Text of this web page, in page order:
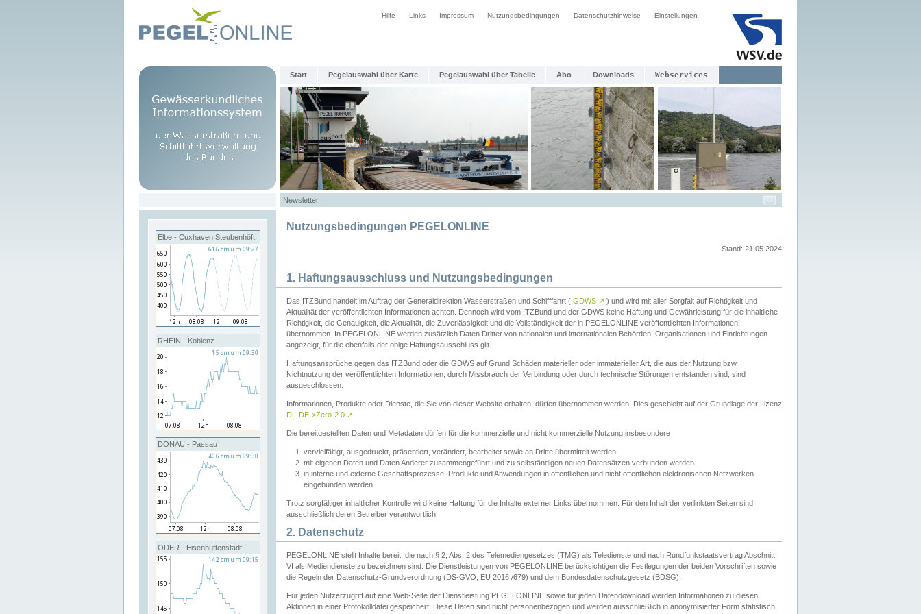
Hilfe Links Impressum Nutzungsbedingungen Datenschutzhinweise Einstellungen
Start Pegelauswahl über Karte Pegelauswahl über Tabelle Abo Downloads Webservices
Newsletter
Elbe - Cuxhaven Steubenhöft
RHEIN - Koblenz
DONAU - Passau
ODER - Eisenhüttenstadt
Nutzungsbedingungen PEGELONLINE
Stand: 21.05.2024
1. Haftungsausschluss und Nutzungsbedingungen
Das ITZBund handelt im Auftrag der Generaldirektion Wasserstraßen und Schifffahrt ( GDWS ↗ ) und wird mit aller Sorgfalt auf Richtigkeit und
Aktualität der veröffentlichten Informationen achten. Dennoch wird vom ITZBund und der GDWS keine Haftung und Gewährleistung für die inhaltliche
Richtigkeit, die Genauigkeit, die Aktualität, die Zuverlässigkeit und die Vollständigkeit der in PEGELONLINE veröffentlichten Informationen
übernommen. In PEGELONLINE werden zusätzlich Daten Dritter von nationalen und internationalen Behörden, Organisationen und Einrichtungen
angezeigt, für die ebenfalls der obige Haftungsausschluss gilt.
Haftungsansprüche gegen das ITZBund oder die GDWS auf Grund Schäden materieller oder immaterieller Art, die aus der Nutzung bzw.
Nichtnutzung der veröffentlichten Informationen, durch Missbrauch der Verbindung oder durch technische Störungen entstanden sind, sind
ausgeschlossen.
Informationen, Produkte oder Dienste, die Sie von dieser Website erhalten, dürfen übernommen werden. Dies geschieht auf der Grundlage der Lizenz
DL-DE->Zero-2.0 ↗
Die bereitgestellten Daten und Metadaten dürfen für die kommerzielle und nicht kommerzielle Nutzung insbesondere
vervielfältigt, ausgedruckt, präsentiert, verändert, bearbeitet sowie an Dritte übermittelt werden
mit eigenen Daten und Daten Anderer zusammengeführt und zu selbständigen neuen Datensätzen verbunden werden
in interne und externe Geschäftsprozesse, Produkte und Anwendungen in öffentlichen und nicht öffentlichen elektronischen Netzwerken
eingebunden werden
Trotz sorgfältiger inhaltlicher Kontrolle wird keine Haftung für die Inhalte externer Links übernommen. Für den Inhalt der verlinkten Seiten sind
ausschließlich deren Betreiber verantwortlich.
2. Datenschutz
PEGELONLINE stellt Inhalte bereit, die nach § 2, Abs. 2 des Telemediengesetzes (TMG) als Teledienste und nach Rundfunkstaatsvertrag Abschnitt
VI als Mediendienste zu bezeichnen sind. Die Dienstleistungen von PEGELONLINE berücksichtigen die Festlegungen der beiden Vorschriften sowie
die Regeln der Datenschutz-Grundverordnung (DS-GVO, EU 2016 /679) und dem Bundesdatenschutzgesetz (BDSG).
Für jeden Nutzerzugriff auf eine Web-Seite der Dienstleistung PEGELONLINE sowie für jeden Datendownload werden Informationen zu diesen
Aktionen in einer Protokolldatei gespeichert. Diese Daten sind nicht personenbezogen und werden ausschließlich in anonymisierter Form statistisch